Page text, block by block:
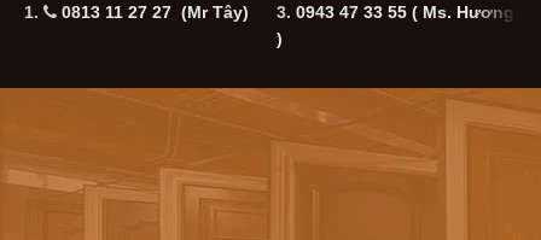
1. 0813 11 27 27 (Mr Tây) 3. 0943 47 33 55 ( Ms. Hương
)